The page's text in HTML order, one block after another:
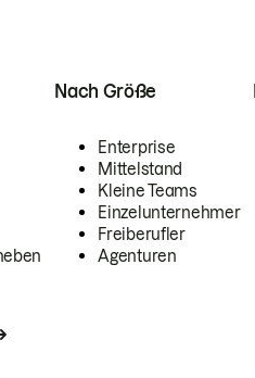
Nach Größe
Enterprise
Mittelstand
Kleine Teams
Einzelunternehmer
Freiberufler
Agenturen